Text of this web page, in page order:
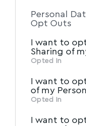
of the further
of downstream
information
Participantsthat
other third
Personal
Opt Outs
I want to
Sharing of
Opted In
I want to
of my
Opted In
I want to